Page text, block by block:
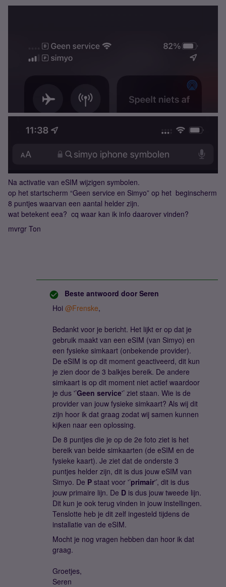
Na activatie van eSIM wijzigen symbolen.
op het startscherm “Geen service en Simyo” op het beginscherm
8 puntjes waarvan een aantal helder zijn.
wat betekent eea? cq waar kan ik info daarover vinden?
mvrgr Ton
Beste antwoord door Seren
Hoi @Frenske,
Bedankt voor je bericht. Het lijkt er op dat je
gebruik maakt van een eSIM (van Simyo) en
een fysieke simkaart (onbekende provider).
De eSIM is op dit moment geactiveerd, dit kun
je zien door de 3 balkjes bereik. De andere
simkaart is op dit moment niet actief waardoor
je dus '’Geen service'’ ziet staan. Wie is de
provider van jouw fysieke simkaart? Als wij dit
zijn hoor ik dat graag zodat wij samen kunnen
kijken naar een oplossing.
De 8 puntjes die je op de 2e foto ziet is het
bereik van beide simkaarten (de eSIM en de
fysieke kaart). Je ziet dat de onderste 3
puntjes helder zijn, dit is dus jouw eSIM van
Simyo. De P staat voor '’primair'’, dit is dus
jouw primaire lijn. De D is dus jouw tweede lijn.
Dit kun je ook terug vinden in jouw instellingen.
Tenslotte heb je dit zelf ingesteld tijdens de
installatie van de eSIM.
Mocht je nog vragen hebben dan hoor ik dat
graag.
Groetjes,
Seren